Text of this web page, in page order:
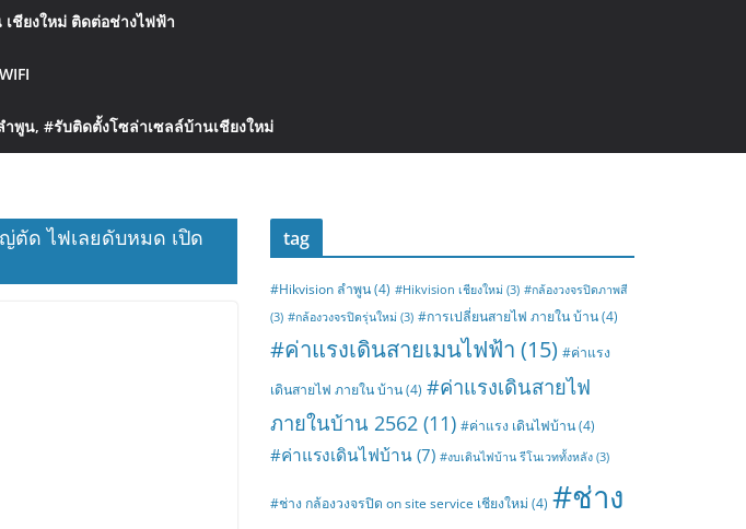
ชียงใหม่ ติดต่อช่างไฟฟ้า
พูน, #รับติดตั้งโซล่าเซลล์บ้านเชียงใหม่
ตัด ไฟเลยดับหมด เปิด
tag
#Hikvision ลำพูน(4) #Hikvision เชียงใหม่ (3) #กล้องวงจรปิดภาพสี
(3) #กล้องวงจรปิดรุ่นใหม่ (3) #การเปลี่ยนสายไฟ ภายใน บ้าน(4)
#ค่าแรงเดินสายเมนไฟฟ้า (15) #ค่าแรง
เดินสายไฟ ภายใน บ้าน(4) #ค่าแรงเดินสายไฟ
ภายในบ้าน 2562 (11) #ค่าแรง เดินไฟบ้าน(4)
#ค่าแรงเดินไฟบ้าน(7) #งบเดินไฟบ้าน รีโนเวททั้งหลัง (3)
#ช่าง กล้องวงจรปิด on site service เชียงใหม่ (4) #ช่าง